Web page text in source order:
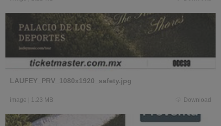
LAUFEY_PRV_1080x1920_safety.jpg
image | 1.23 MB Download